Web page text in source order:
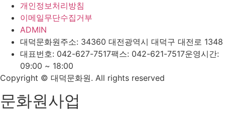
개인정보처리방침
이메일무단수집거부
ADMIN
대덕문화원주소: 34360 대전광역시 대덕구 대전로 1348
대표번호: 042-627-7517팩스: 042-621-7517운영시간:
09:00 ~ 18:00
Copyright © 대덕문화원. All rights reserved
문화원사업